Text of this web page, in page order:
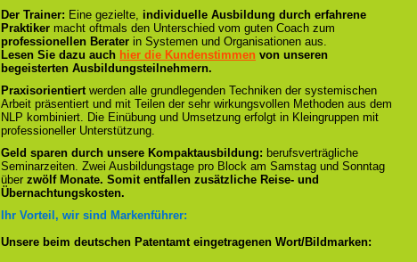
Der Trainer: Eine gezielte, individuelle Ausbildung durch erfahrene
Praktiker macht oftmals den Unterschied vom guten Coach zum
professionellen Berater in Systemen und Organisationen aus.
Lesen Sie dazu auch hier die Kundenstimmen von unseren
begeisterten Ausbildungsteilnehmern.
Praxisorientiertwerden alle grundlegenden Techniken der systemischen
Arbeit präsentiert und mit Teilen der sehr wirkungsvollen Methoden aus dem
NLP kombiniert. Die Einübung und Umsetzung erfolgt in Kleingruppen mit
professioneller Unterstützung.
Geld sparen durch unsere Kompaktausbildung: berufsverträgliche
Seminarzeiten. Zwei Ausbildungstage pro Block am Samstag und Sonntag
über zwölf Monate. Somit entfallen zusätzliche Reise- und
Übernachtungskosten.
Ihr Vorteil, wir sind Markenführer:
Unsere beim deutschen Patentamt eingetragenen Wort/Bildmarken: